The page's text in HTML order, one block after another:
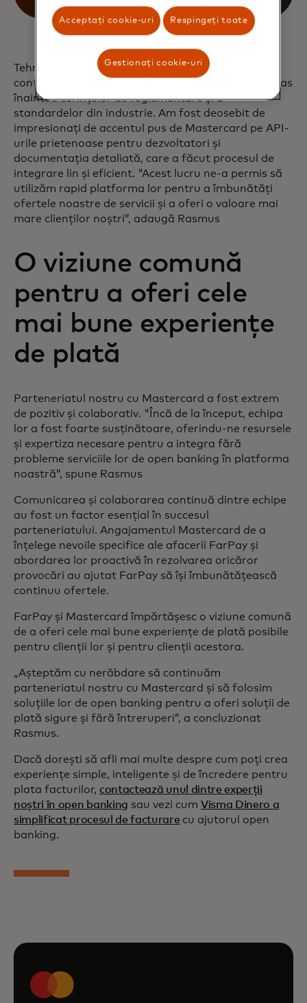
Tehnologia avansată a Mastercard și accentul pe
conformitate ne asigură că suntem mereu cu un pas
înaintea cerințelor de reglementare și a
standardelor din industrie. Am fost deosebit de
impresionați de accentul pus de Mastercard pe API-
urile prietenoase pentru dezvoltatori și
documentația detaliată, care a făcut procesul de
integrare lin și eficient. "Acest lucru ne-a permis să
utilizăm rapid platforma lor pentru a îmbunătăți
ofertele noastre de servicii și a oferi o valoare mai
mare clienților noștri”, adaugă Rasmus
O viziune comună
pentru a oferi cele
mai bune experiențe
de plată
Parteneriatul nostru cu Mastercard a fost extrem
de pozitiv și colaborativ. "Încă de la început, echipa
lor a fost foarte susținătoare, oferindu-ne resursele
și expertiza necesare pentru a integra fără
probleme serviciile lor de open banking în platforma
noastră”, spune Rasmus
Comunicarea și colaborarea continuă dintre echipe
au fost un factor esențial în succesul
parteneriatului. Angajamentul Mastercard de a
înțelege nevoile specifice ale afacerii FarPay și
abordarea lor proactivă în rezolvarea oricăror
provocări au ajutat FarPay să își îmbunătățească
continuu ofertele.
FarPay și Mastercard împărtășesc o viziune comună
de a oferi cele mai bune experiențe de plată posibile
pentru clienții lor și pentru clienții acestora.
„Așteptăm cu nerăbdare să continuăm
parteneriatul nostru cu Mastercard și să folosim
soluțiile lor de open banking pentru a oferi soluții de
plată sigure și fără întreruperi”, a concluzionat
Rasmus.
Dacă dorești să afli mai multe despre cum poți crea
experiențe simple, inteligente și de încredere pentru
plata facturilor, contactează unul dintre experții
noștri în open banking sau vezi cum Visma Dinero a
simplificat procesul de facturare cu ajutorul open
banking.
Acceptați cookie-uri Respingeți toate
Gestionați cookie-uri